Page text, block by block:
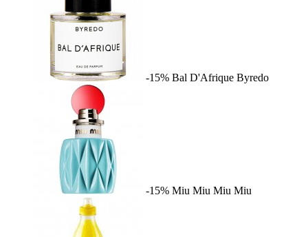
-15% Bal D'Afrique Byredo
-15% Miu Miu Miu Miu